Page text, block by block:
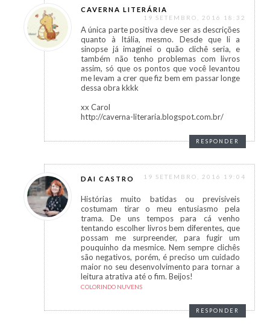
CAVERNA LITERÁRIA
19 SETEMBRO, 2016 18:32
A única parte positiva deve ser as descrições
quanto à Itália, mesmo. Desde que li a
sinopse já imaginei o quão clichê seria, e
também não tenho problemas com livros
assim, só que os pontos que você levantou
me levam a crer que fiz bem em passar longe
dessa obra kkkk
xx Carol
http://caverna-literaria.blogspot.com.br/
RESPONDER
DAI CASTRO 19 SETEMBRO, 2016 19:04
Histórias muito batidas ou previsíveis
costumam tirar o meu entusiasmo pela
trama. De uns tempos para cá venho
tentando escolher livros bem diferentes, que
possam me surpreender, para fugir um
pouquinho da mesmice. Nem sempre clichês
são negativos, porém, é preciso um cuidado
maior no seu desenvolvimento para tornar a
leitura atrativa até o fim. Beijos!
COLORINDO NUVENS
RESPONDER